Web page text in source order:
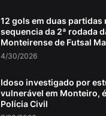
12 gols em duas partidas
sequencia da 2ª rodada
Monteirense de Futsal
4/30/2026
Idoso investigado por
vulnerável em Monteiro,
Polícia Civil